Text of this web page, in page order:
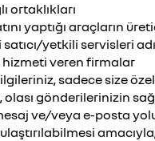
ortaklıkları
yaptığı araçların
satıcı/yetkili servisleri
hizmeti veren firmalar
sadece size
gönderilerinizin
ve/veya e-posta